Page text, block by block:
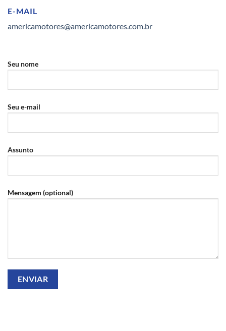
E-MAIL
americamotores@americamotores.com.br
Seu nome
Seu e-mail
Assunto
Mensagem (optional)